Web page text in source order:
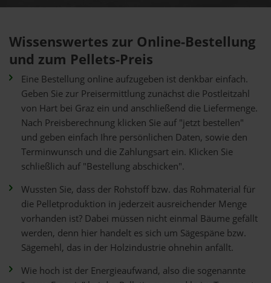
Wissenswertes zur Online-Bestellung
und zum Pellets-Preis
Eine Bestellung online aufzugeben ist denkbar einfach.
Geben Sie zur Preisermittlung zunächst die Postleitzahl
von Hart bei Graz ein und anschließend die Liefermenge.
Nach Preisberechnung klicken Sie auf "jetzt bestellen"
und geben einfach Ihre persönlichen Daten, sowie den
Terminwunsch und die Zahlungsart ein. Klicken Sie
schließlich auf "Bestellung abschicken".
Wussten Sie, dass der Rohstoff bzw. das Rohmaterial für
die Pelletproduktion in jederzeit ausreichender Menge
vorhanden ist? Dabei müssen nicht einmal Bäume gefällt
werden, denn hier handelt es sich um Sägespäne bzw.
Sägemehl, das in der Holzindustrie ohnehin anfällt.
Wie hoch ist der Energieaufwand, also die sogenannte